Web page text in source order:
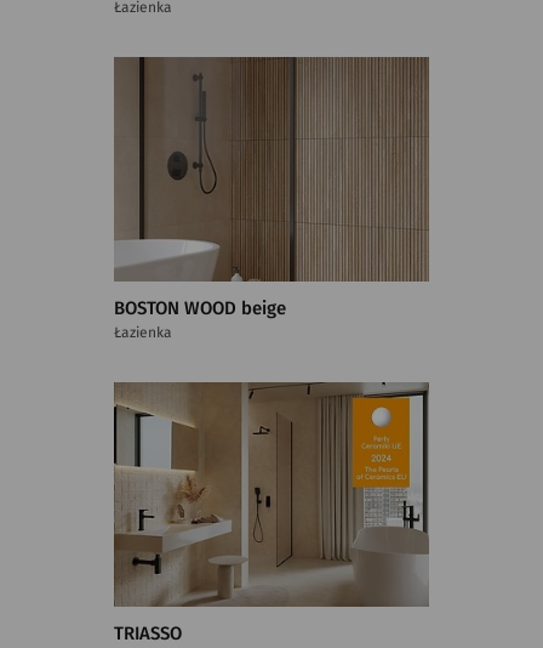
Łazienka
BOSTON WOOD beige
Łazienka
TRIASSO